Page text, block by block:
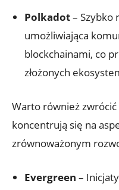
Polkadot– Szybko
umożliwiająca
blockchainami, co
złożonych
Warto ⁣również
koncentrują ‍się na
zrównoważonym
Evergreen –